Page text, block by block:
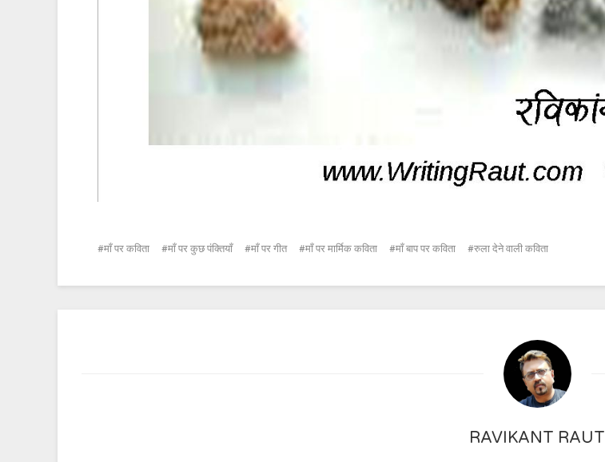
माँ पर कविता माँ पर कुछ पंक्तियाँ माँ पर गीत माँ पर मार्मिक कविता माँ बाप पर कविता रुला देने वाली कविता
RAVIKANT RAUT